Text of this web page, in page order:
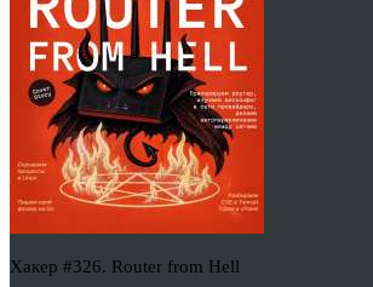
Хакер #326. Router from Hell